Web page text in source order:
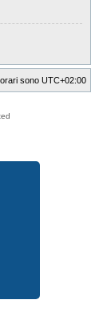
sono UTC+02:00